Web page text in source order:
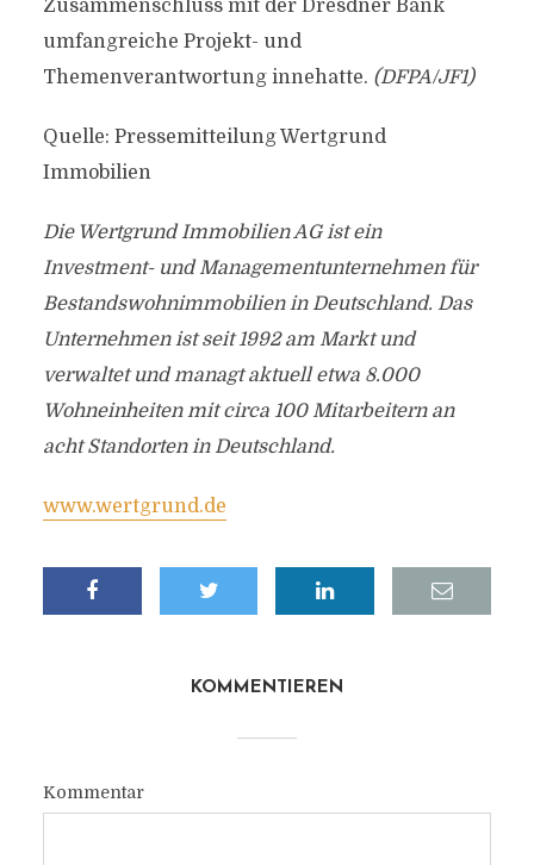
Zusammenschluss mit der Dresdner Bank
umfangreiche Projekt- und
Themenverantwortung innehatte. (DFPA/JF1)
Quelle: Pressemitteilung Wertgrund
Immobilien
Die Wertgrund Immobilien AG ist ein
Investment- und Managementunternehmen für
Bestandswohnimmobilien in Deutschland. Das
Unternehmen ist seit 1992 am Markt und
verwaltet und managt aktuell etwa 8.000
Wohneinheiten mit circa 100 Mitarbeitern an
acht Standorten in Deutschland.
www.wertgrund.de
KOMMENTIEREN
Kommentar